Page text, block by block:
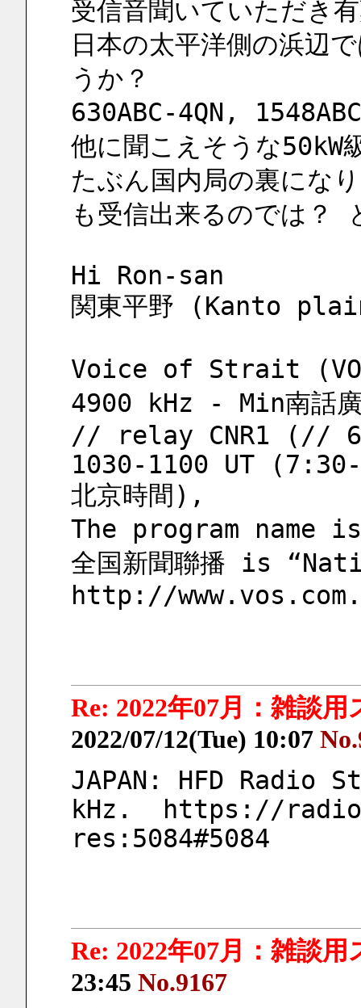
受信音聞いていただき
日本の太平洋側の浜辺
うか？
630ABC-4QN,
他に聞こえそうな
たぶん国内局の裏に
も受信出来るのでは？
Hi Ron-san
関東平野 (Kanto
Voice of Strait
4900 kHz - Min南話
// relay CNR1 (//
1030-1100 UT
北京時間),
The program name
全国新聞聯播 is
http://
Re: 2022年07月：雑談用
2022/07/12(Tue) 10:07
JAPAN: HFD Radio
kHz.  https://
res:5084#5084
Re: 2022年07月：雑談用
23:45 No.9167